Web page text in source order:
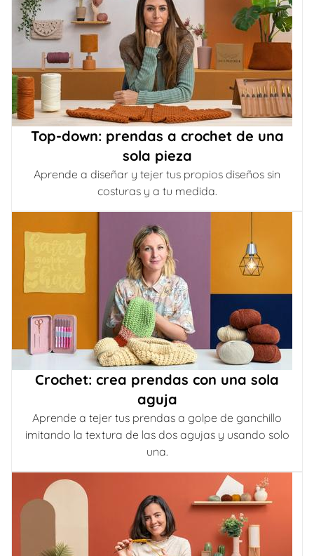
Top-down: prendas a crochet de una
sola pieza
Aprende a diseñar y tejer tus propios diseños sin
costuras y a tu medida.
Crochet: crea prendas con una sola
aguja
Aprende a tejer tus prendas a golpe de ganchillo
imitando la textura de las dos agujas y usando solo
una.